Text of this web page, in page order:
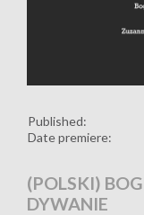
Published:
Date premiere:
(POLSKI)
DYWANIE